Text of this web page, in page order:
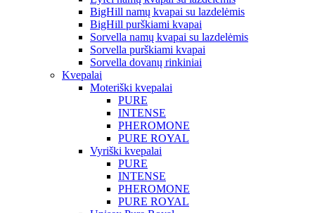
BigHill namų kvapai su lazdelėmis
BigHill purškiami kvapai
Sorvella namų kvapai su lazdelėmis
Sorvella purškiami kvapai
Sorvella dovanų rinkiniai
Kvepalai
Moteriški kvepalai
PURE
INTENSE
PHEROMONE
PURE ROYAL
Vyriški kvepalai
PURE
INTENSE
PHEROMONE
PURE ROYAL